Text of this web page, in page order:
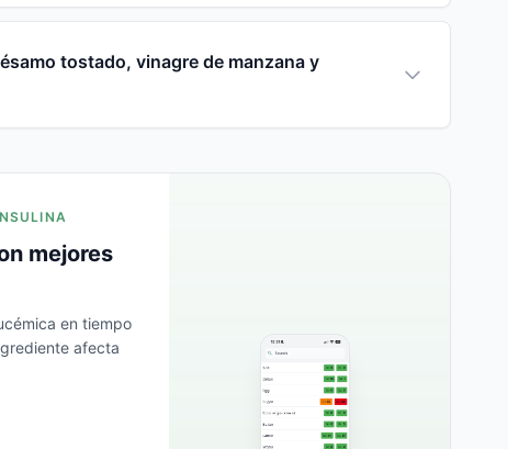
tostado, vinagre de manzana y
mejores
en tiempo
afecta